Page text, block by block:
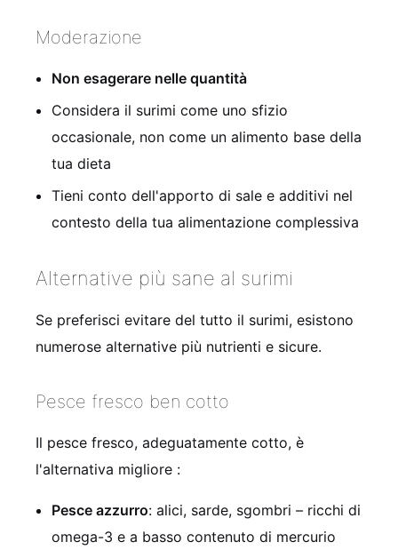
Moderazione
Non esagerare nelle quantità
Considera il surimi come uno sfizio
occasionale, non come un alimento base della
tua dieta
Tieni conto dell'apporto di sale e additivi nel
contesto della tua alimentazione complessiva
Alternative più sane al surimi
Se preferisci evitare del tutto il surimi, esistono
numerose alternative più nutrienti e sicure.
Pesce fresco ben cotto
Il pesce fresco, adeguatamente cotto, è
l'alternativa migliore :
Pesce azzurro: alici, sarde, sgombri – ricchi di
omega-3 e a basso contenuto di mercurio